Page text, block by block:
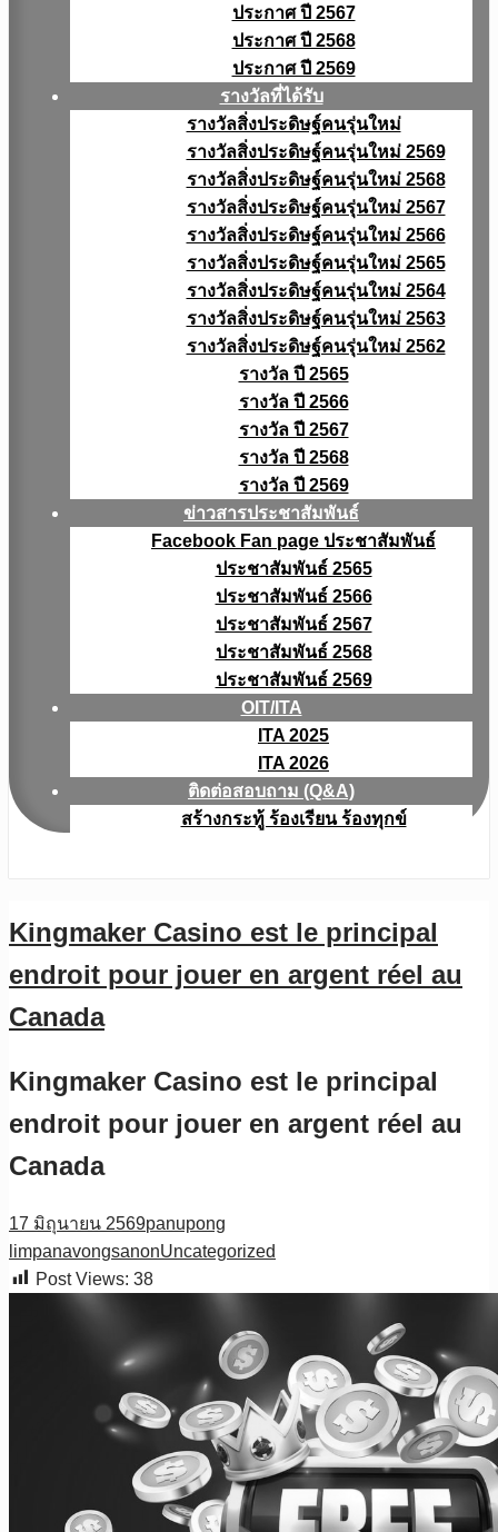
ประกาศ ปี 2567
ประกาศ ปี 2568
ประกาศ ปี 2569
รางวัลที่ได้รับ
รางวัลสิ่งประดิษฐ์คนรุ่นใหม่
รางวัลสิ่งประดิษฐ์คนรุ่นใหม่ 2569
รางวัลสิ่งประดิษฐ์คนรุ่นใหม่ 2568
รางวัลสิ่งประดิษฐ์คนรุ่นใหม่ 2567
รางวัลสิ่งประดิษฐ์คนรุ่นใหม่ 2566
รางวัลสิ่งประดิษฐ์คนรุ่นใหม่ 2565
รางวัลสิ่งประดิษฐ์คนรุ่นใหม่ 2564
รางวัลสิ่งประดิษฐ์คนรุ่นใหม่ 2563
รางวัลสิ่งประดิษฐ์คนรุ่นใหม่ 2562
รางวัล ปี 2565
รางวัล ปี 2566
รางวัล ปี 2567
รางวัล ปี 2568
รางวัล ปี 2569
ข่าวสารประชาสัมพันธ์
Facebook Fan page ประชาสัมพันธ์
ประชาสัมพันธ์ 2565
ประชาสัมพันธ์ 2566
ประชาสัมพันธ์ 2567
ประชาสัมพันธ์ 2568
ประชาสัมพันธ์ 2569
OIT/ITA
ITA 2025
ITA 2026
ติดต่อสอบถาม (Q&A)
สร้างกระทู้ ร้องเรียน ร้องทุกข์
Kingmaker Casino est le principal
endroit pour jouer en argent réel au
Canada
Kingmaker Casino est le principal
endroit pour jouer en argent réel au
Canada
17 มิถุนายน 2569panupong
limpanavongsanonUncategorized
Post Views: 38